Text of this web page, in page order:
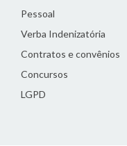
Pessoal
Verba Indenizatória
Contratos e convênios
Concursos
LGPD